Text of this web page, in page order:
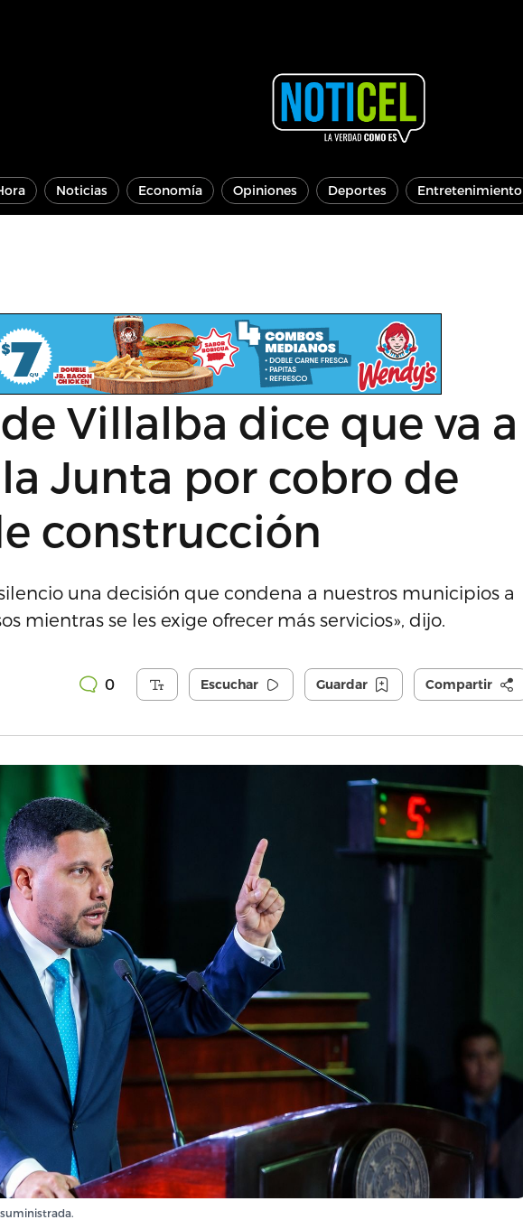
Noticias Economía Opiniones Deportes Entretenimiento
Villalba dice que va a
Junta por cobro de
construcción
una decisión que condena a nuestros municipios a
mientras se les exige ofrecer más servicios», dijo.
0 Escuchar Guardar Compartir